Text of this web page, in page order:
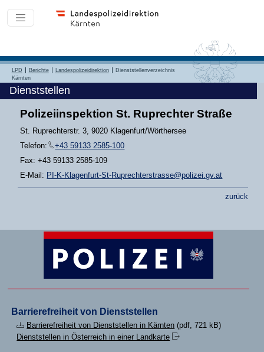
LPD Berichte Landespolizeidirektion
Dienststellenverzeichnis
Kärnten
Dienststellen
Polizeiinspektion St. Ruprechter Straße
St. Ruprechterstr. 3, 9020 Klagenfurt/Wörthersee
Telefon:
+43 59133 2585-100
Fax: +43 59133 2585-109
E-Mail: PI-K-Klagenfurt-St-Ruprechterstrasse@polizei.gv.at
zurück
Barrierefreiheit von Dienststellen
Barrierefreiheit von Dienststellen in Kärnten (pdf, 721 kB)
Dienststellen in Österreich in einer Landkarte